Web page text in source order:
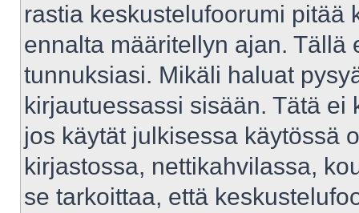
rastia keskustelufoorumi pitää
ennalta määritellyn ajan. Tällä
tunnuksiasi. Mikäli haluat
kirjautuessassi sisään. Tätä
jos käytät julkisessa käytössä
kirjastossa, nettikahvilassa,
se tarkoittaa, että